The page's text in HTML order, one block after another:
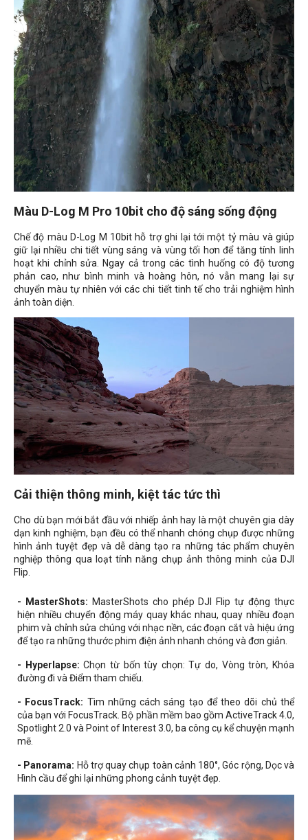
Màu D-Log M Pro 10bit cho độ sáng sống động
Chế độ màu D-Log M 10bit hỗ trợ ghi lại tới một tỷ màu và giúp
giữ lại nhiều chi tiết vùng sáng và vùng tối hơn để tăng tính linh
hoạt khi chỉnh sửa. Ngay cả trong các tình huống có độ tương
phản cao, như bình minh và hoàng hôn, nó vẫn mang lại sự
chuyển màu tự nhiên với các chi tiết tinh tế cho trải nghiệm hình
ảnh toàn diện.
Cải thiện thông minh, kiệt tác tức thì
Cho dù bạn mới bắt đầu với nhiếp ảnh hay là một chuyên gia dày
dạn kinh nghiệm, bạn đều có thể nhanh chóng chụp được những
hình ảnh tuyệt đẹp và dễ dàng tạo ra những tác phẩm chuyên
nghiệp thông qua loạt tính năng chụp ảnh thông minh của DJI
Flip.
- MasterShots: MasterShots cho phép DJI Flip tự động thực
hiện nhiều chuyển động máy quay khác nhau, quay nhiều đoạn
phim và chỉnh sửa chúng với nhạc nền, các đoạn cắt và hiệu ứng
để tạo ra những thước phim điện ảnh nhanh chóng và đơn giản.
- Hyperlapse:Chọn từ bốn tùy chọn: Tự do, Vòng tròn, Khóa
đường đi và Điểm tham chiếu.
- FocusTrack: Tìm những cách sáng tạo để theo dõi chủ thể
của bạn với FocusTrack. Bộ phần mềm bao gồm ActiveTrack 4.0,
Spotlight 2.0 và Point of Interest 3.0, ba công cụ kể chuyện mạnh
mẽ.
- Panorama: Hỗ trợ quay chụp toàn cảnh 180°, Góc rộng, Dọc và
Hình cầu để ghi lại những phong cảnh tuyệt đẹp.